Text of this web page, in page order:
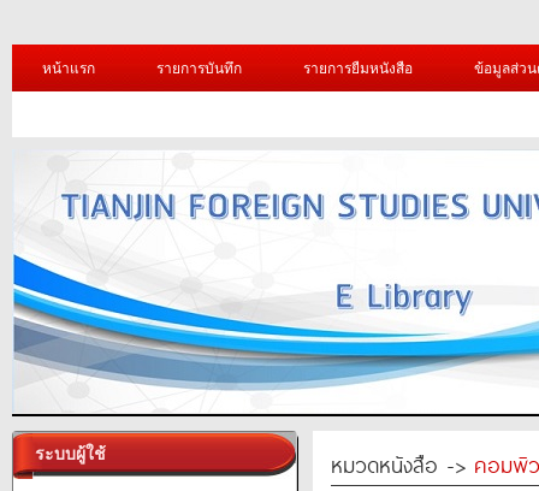
หน้าแรก รายการบันทึก รายการยืมหนังสือ ข้อมูลส่ว
ระบบผู้ใช้ หมวดหนังสือ -> คอมพิ